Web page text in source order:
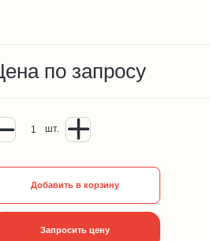
по запросу
шт.
Добавить в корзину
Запросить цену